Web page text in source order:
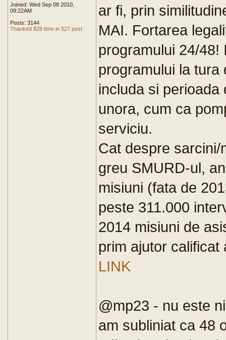
Joined: Wed Sep 08 2010,
09:22AM
Posts: 3144
Thanked 828 time in 527 post
ar fi, prin
MAI. Fortarea
programului 24/
programului la
includa si perioada
unora, cum ca
serviciu.
Cat despre sarcini/
greu SMURD-ul,
misiuni (fata de
peste 311.000
2014 misiuni de
prim ajutor
LINK
@mp23 - nu este
am subliniat ca 48